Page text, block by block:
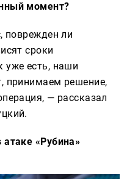
момент?
поврежден ли
сроки
уже есть, наши
принимаем решение,
— рассказал
«Рубина»